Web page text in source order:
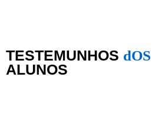
TESTEMUNHOS dOS
ALUNOS